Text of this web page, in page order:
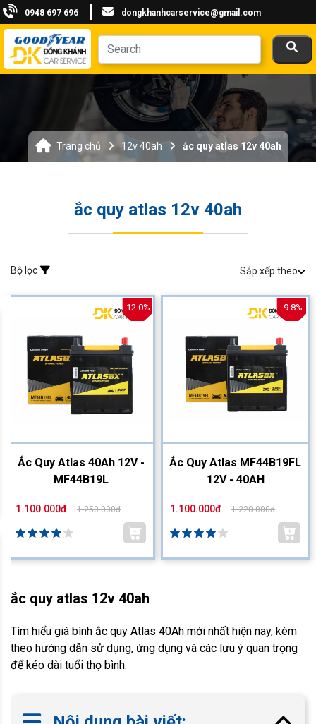
0948 697 696 dongkhanhcarservice@gmail.com
Trang chủ 12v 40ah ắc quy atlas 12v 40ah
ắc quy atlas 12v 40ah
Bộ lọc Sắp xếp theo
-12.0%
Ắc Quy Atlas 40Ah 12V -
MF44B19L
1.100.000đ 1.250.000đ
-9.8%
Ắc Quy Atlas MF44B19FL
12V - 40AH
1.100.000đ 1.220.000đ
ắc quy atlas 12v 40ah
Tìm hiểu giá bình ắc quy Atlas 40Ah mới nhất hiện nay, kèm
theo hướng dẫn sử dụng, ứng dụng và các lưu ý quan trọng
để kéo dài tuổi thọ bình.